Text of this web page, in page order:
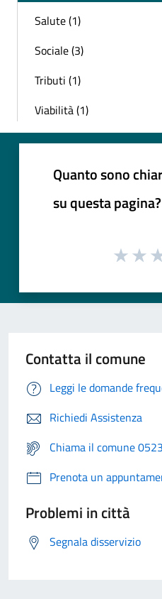
Salute (1)
Sociale (3)
Tributi (1)
Viabilità (1)
Quanto sono
su questa pagina?
Contatta il comune
Leggi le domande
Richiedi Assistenza
Chiama il comune
Prenota un
Problemi in città
Segnala disservizio